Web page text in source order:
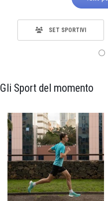
SET SPORTIVI
Gli Sport del momento